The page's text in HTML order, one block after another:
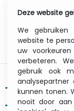
Tm-
- Wi-Fi +
Deze website
We
website te
uw
verbeteren.
gebruik ook
kunnen tonen.
nooit door